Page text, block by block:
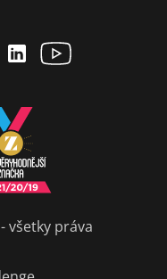
- všetky práva